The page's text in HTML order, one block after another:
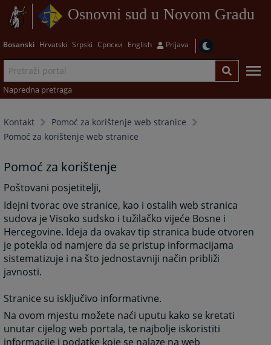
Osnovni sud u Novom Gradu
Bosanski Hrvatski Srpski Српски English Prijava
Napredna pretraga
Kontakt
Pomoć za korištenje web stranice
Pomoć za korištenje web stranice
Pomoć za korištenje
Poštovani posjetitelji,
Idejni tvorac ove stranice, kao i ostalih web stranica
sudova je Visoko sudsko i tužilačko vijeće Bosne i
Hercegovine. Ideja da ovakav tip stranica bude otvoren
je potekla od namjere da se pristup informacijama
sistematizuje i na što jednostavniji način približi
javnosti.
Stranice su isključivo informativne.
Na ovom mjestu možete naći uputu kako se kretati
unutar cijelog web portala, te najbolje iskoristiti
informacije i podatke koje se nalaze na web